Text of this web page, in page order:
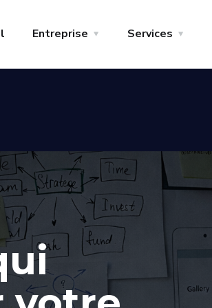
Entreprise Services